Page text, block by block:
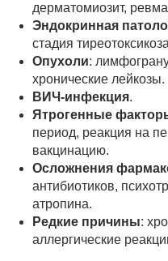
дерматомиозит,
Эндокринная
стадия
Опухоли:
хронические лейкозы.
ВИЧ-инфекция.
Ятрогенные
период, реакция на
вакцинацию.
Осложнения
антибиотиков,
атропина.
Редкие причины:
аллергические